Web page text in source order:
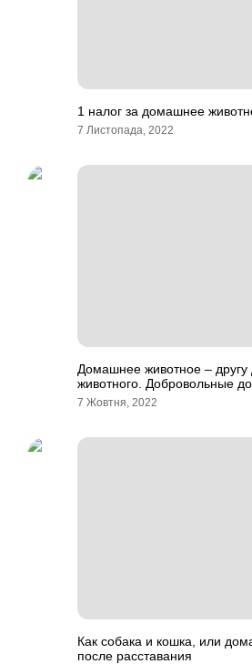
1 налог за домашнее
7 Листопада, 2022
Домашнее животное –
животного. Добровольные
7 Жовтня, 2022
Как собака и кошка, или
после расставания